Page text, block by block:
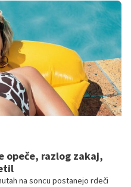
opeče, razlog zakaj,
na soncu postanejo rdeči